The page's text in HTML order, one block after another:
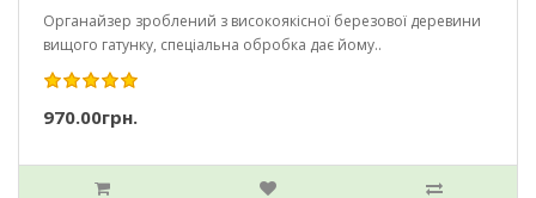
Органайзер зроблений з високоякісної березової деревини
вищого гатунку, спеціальна обробка дає йому..
970.00грн.